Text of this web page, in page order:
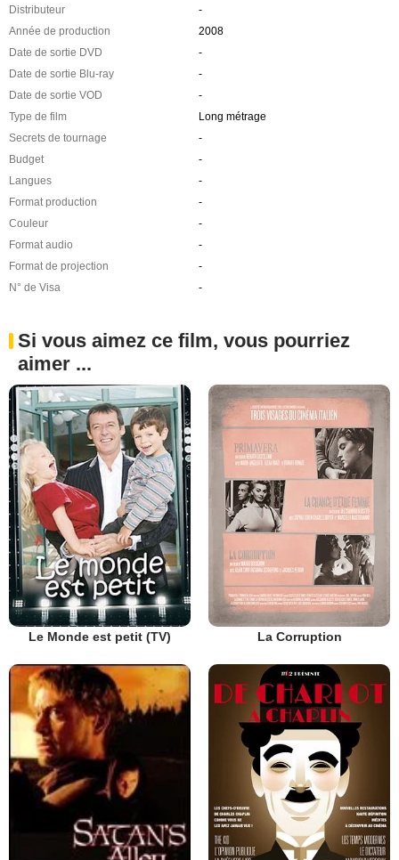
Distributeur
-
Année de production
2008
Date de sortie DVD
-
Date de sortie Blu-ray
-
Date de sortie VOD
-
Type de film
Long métrage
Secrets de tournage
-
Budget
-
Langues
-
Format production
-
Couleur
-
Format audio
-
Format de projection
-
N° de Visa
-
Si vous aimez ce film, vous pourriez
aimer ...
Le Monde est petit (TV) La Corruption